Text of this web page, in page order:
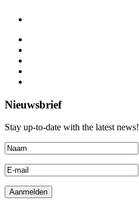
Nieuwsbrief
Stay up-to-date with the latest news!